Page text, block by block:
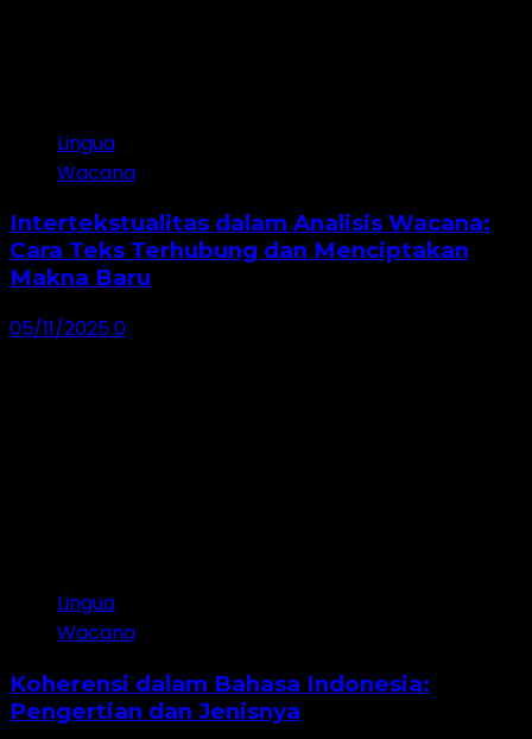
Lingua
Wacana
Intertekstualitas dalam Analisis Wacana:
Cara Teks Terhubung dan Menciptakan
Makna Baru
05/11/20250
Lingua
Wacana
Koherensi dalam Bahasa Indonesia:
Pengertian dan Jenisnya